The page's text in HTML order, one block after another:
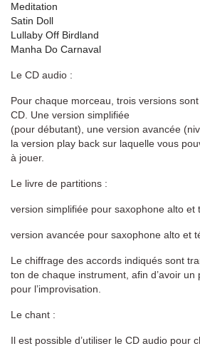
Meditation
Satin Doll
Lullaby Off Birdland
Manha Do Carnaval
Le CD audio :
Pour chaque morceau, trois versions
CD. Une version simplifiée
(pour débutant), une version avancée
la version play back sur laquelle vous
à jouer.
Le livre de partitions :
version simplifiée pour saxophone alto et
version avancée pour saxophone alto et
Le chiffrage des accords indiqués sont
ton de chaque instrument, afin d’avoir un
pour l’improvisation.
Le chant :
Il est possible d’utiliser le CD audio pour